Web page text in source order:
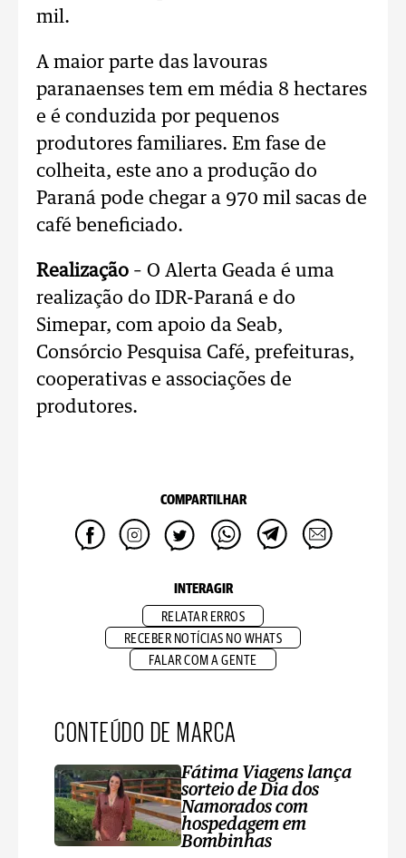
mil.
A maior parte das lavouras
paranaenses tem em média 8 hectares
e é conduzida por pequenos
produtores familiares. Em fase de
colheita, este ano a produção do
Paraná pode chegar a 970 mil sacas de
café beneficiado.
Realização – O Alerta Geada é uma
realização do IDR-Paraná e do
Simepar, com apoio da Seab,
Consórcio Pesquisa Café, prefeituras,
cooperativas e associações de
produtores.
COMPARTILHAR
INTERAGIR
RELATAR ERROS
RECEBER NOTÍCIAS NO WHATS
FALAR COM A GENTE
CONTEÚDO DE MARCA
Fátima Viagens lança
sorteio de Dia dos
Namorados com
hospedagem em
Bombinhas